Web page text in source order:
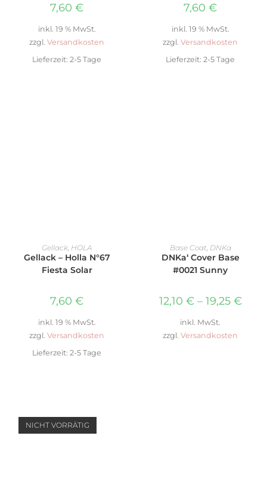
7,60 €
inkl. 19 % MwSt.
zzgl. Versandkosten
Lieferzeit: 2-5 Tage
7,60 €
inkl. 19 % MwSt.
zzgl. Versandkosten
Lieferzeit: 2-5 Tage
IN DEN WARENKORB
Gellack HOLA
Gellack – Holla N°67
Fiesta Solar
7,60 €
inkl. 19 % MwSt.
zzgl. Versandkosten
Lieferzeit: 2-5 Tage
AUSFÜHRUNG WÄHLEN
Base Coat DNKa
DNKa‘ Cover Base
#0021 Sunny
12,10 €– 19,25 €
inkl. MwSt.
zzgl. Versandkosten
NICHT VORRÄTIG